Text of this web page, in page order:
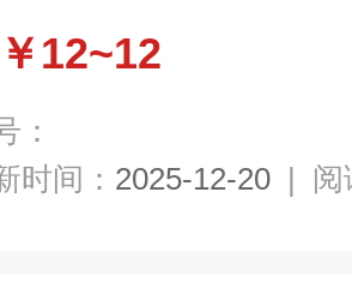
￥12~12
：
时间： 2025-12-20 | 阅